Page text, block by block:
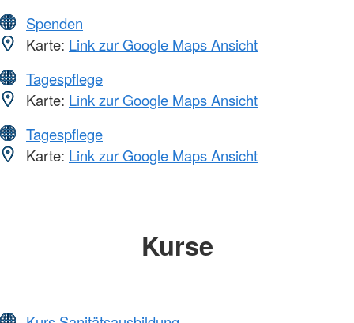
Spenden
Karte: Link zur Google Maps Ansicht
Tagespflege
Karte: Link zur Google Maps Ansicht
Tagespflege
Karte: Link zur Google Maps Ansicht
Kurse